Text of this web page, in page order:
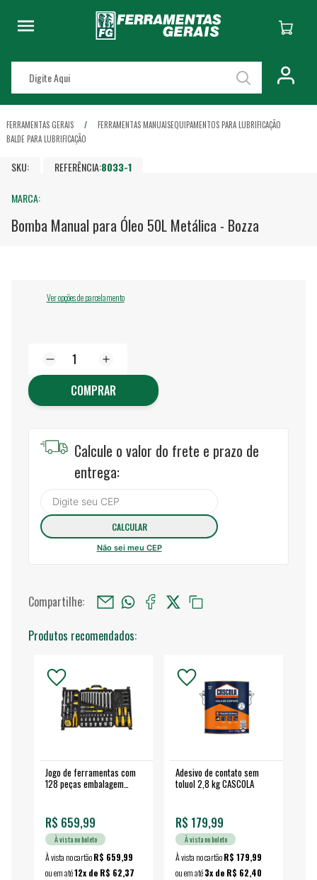
FERRAMENTAS GERAIS FERRAMENTAS MANUAISEQUIPAMENTOS PARA LUBRIFICAÇÃO
BALDE PARA LUBRIFICAÇÃO
SKU: REFERÊNCIA:8033-1
MARCA:
Bomba Manual para Óleo 50L Metálica - Bozza
Ver opções de parcelamento
COMPRAR
Calcule o valor do frete e prazo de
entrega:
Não sei meu CEP
Compartilhe:
Produtos recomendados:
Jogo de ferramentas com
128 peças embalagem
R$ 659,99
À vista no boleto
À vista no cartãoR$ 659,99
ou em até12x de R$ 62,37
Adesivo de contato sem
toluol 2,8 kg CASCOLA
R$ 179,99
À vista no boleto
À vista no cartãoR$ 179,99
ou em até3x de R$ 62,40